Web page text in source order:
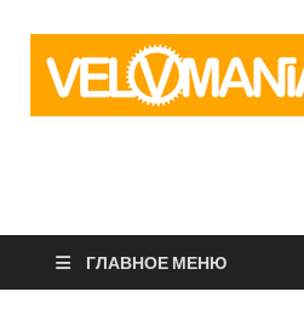
ГЛАВНОЕ МЕНЮ